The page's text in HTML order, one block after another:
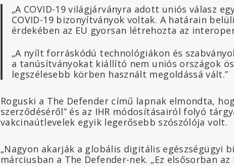
„A COVID-19 világjárványra adott uniós válasz
COVID-19 bizonyítványok voltak. A határain
érdekében az EU gyorsan létrehozta az
„A nyílt forráskódú technológiákon és
a tanúsítványokat kiállító nem uniós országok
legszélesebb körben használt megoldássá vált.”
Roguski a The Defender című lapnak elmondta,
szerződéséről” és az IHR módosításairól folyó
vakcinaútlevelek egyik legerősebb szószólója volt.
„Nagyon akarják a globális digitális egészségügyi
márciusban a The Defender-nek. „Ez elsősorban